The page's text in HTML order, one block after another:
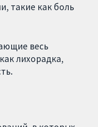
такие как боль
весь
лихорадка,